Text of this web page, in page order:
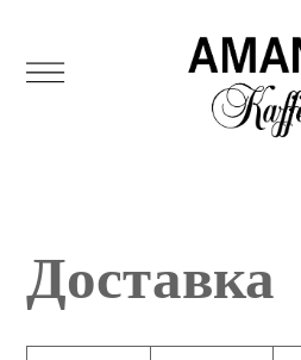
Amann Кафе онлайн
Доставка